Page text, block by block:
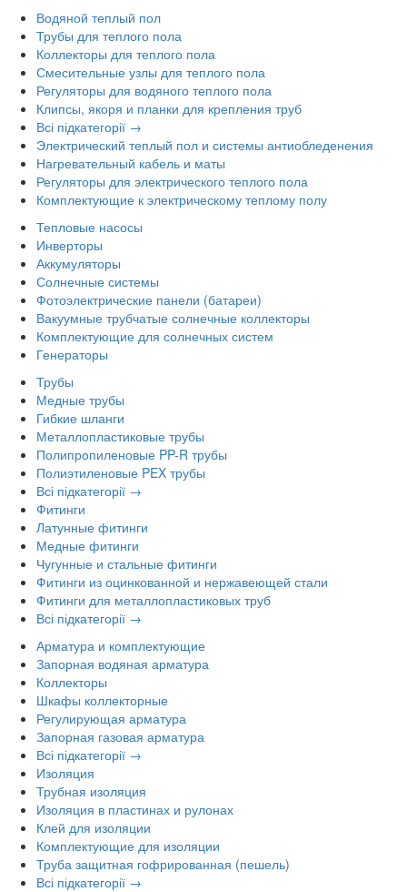
Водяной теплый пол
Трубы для теплого пола
Коллекторы для теплого пола
Смесительные узлы для теплого пола
Регуляторы для водяного теплого пола
Клипсы, якоря и планки для крепления труб
Всі підкатегорії →
Электрический теплый пол и системы антиобледенения
Нагревательный кабель и маты
Регуляторы для электрического теплого пола
Комплектующие к электрическому теплому полу
Тепловые насосы
Инверторы
Аккумуляторы
Солнечные системы
Фотоэлектрические панели (батареи)
Вакуумные трубчатые солнечные коллекторы
Комплектующие для солнечных систем
Генераторы
Трубы
Медные трубы
Гибкие шланги
Металлопластиковые трубы
Полипропиленовые PP-R трубы
Полиэтиленовые PEX трубы
Всі підкатегорії →
Фитинги
Латунные фитинги
Медные фитинги
Чугунные и стальные фитинги
Фитинги из оцинкованной и нержавеющей стали
Фитинги для металлопластиковых труб
Всі підкатегорії →
Арматура и комплектующие
Запорная водяная арматура
Коллекторы
Шкафы коллекторные
Регулирующая арматура
Запорная газовая арматура
Всі підкатегорії →
Изоляция
Трубная изоляция
Изоляция в пластинах и рулонах
Клей для изоляции
Комплектующие для изоляции
Труба защитная гофрированная (пешель)
Всі підкатегорії →